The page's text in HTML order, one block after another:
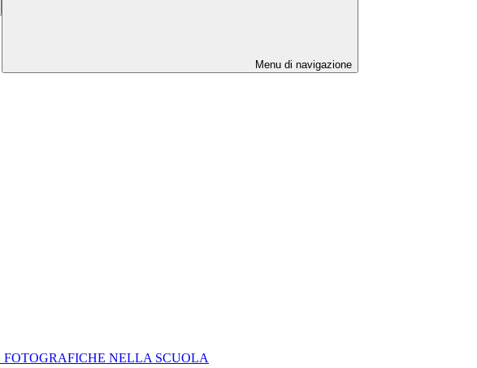
Menu di navigazione
NELLA SCUOLA